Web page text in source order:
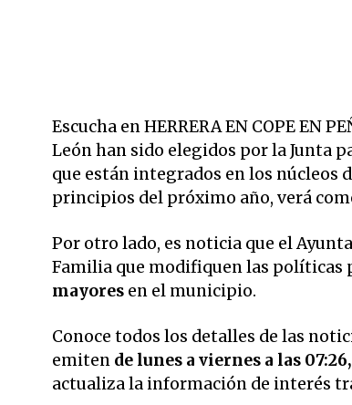
Escucha en HERRERA EN COPE EN
León han sido elegidos por la Junta
que están integrados en los núcleos
principios del próximo año, verá
Por otro lado, es noticia que el
Familia que modifiquen las políticas
mayores en el municipio.
Conoce todos los detalles de las
emiten de lunes a viernes a las 07:26,
actualiza la información de interés